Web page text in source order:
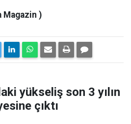
Magazin )
yükseliş son 3 yılın
çıktı